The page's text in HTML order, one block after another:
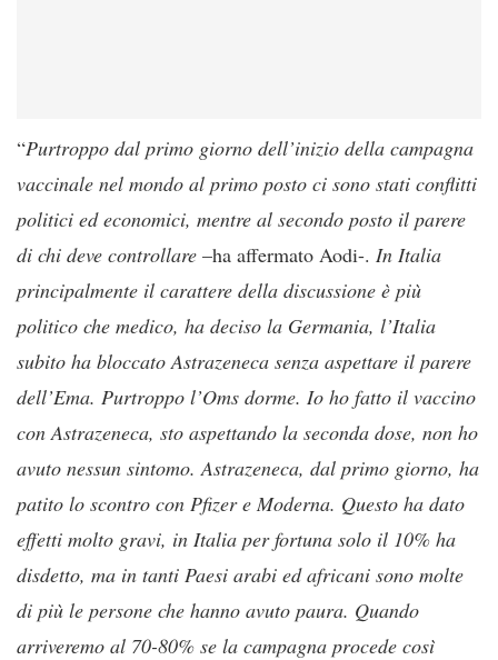
“Purtroppo dal primo giorno dell’inizio della campagna
vaccinale nel mondo al primo posto ci sono stati conflitti
politici ed economici, mentre al secondo posto il parere
di chi deve controllare –ha affermato Aodi-. In Italia
principalmente il carattere della discussione è più
politico che medico, ha deciso la Germania, l’Italia
subito ha bloccato Astrazeneca senza aspettare il parere
dell’Ema. Purtroppo l’Oms dorme. Io ho fatto il vaccino
con Astrazeneca, sto aspettando la seconda dose, non ho
avuto nessun sintomo. Astrazeneca, dal primo giorno, ha
patito lo scontro con Pfizer e Moderna. Questo ha dato
effetti molto gravi, in Italia per fortuna solo il 10% ha
disdetto, ma in tanti Paesi arabi ed africani sono molte
di più le persone che hanno avuto paura. Quando
arriveremo al 70-80% se la campagna procede così